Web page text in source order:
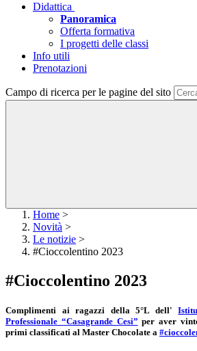
Didattica
Panoramica
Offerta formativa
I progetti delle classi
Info utili
Prenotazioni
Campo di ricerca per le pagine del sito
Home >
Novità >
Le notizie >
#Cioccolentino 2023
#Cioccolentino 2023
Complimenti ai ragazzi della 5°L dell'
Professionale “Casagrande Cesi” per aver
primi classificati al Master Chocolate a